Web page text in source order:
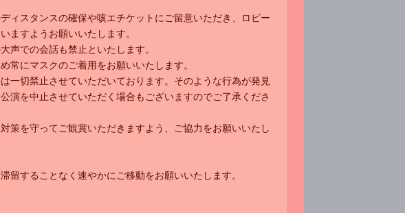
ィスタンスの確保や咳エチケットにご留意いただき、ロビー
ますようお願いいたします。
声での会話も禁止といたします。
常にマスクのご着用をお願いいたします。
一切禁止させていただいております。そのような行為が発見
演を中止させていただく場合もございますのでご了承くださ
策を守ってご観賞いただきますよう、ご協力をお願いいたし
留することなく速やかにご移動をお願いいたします。